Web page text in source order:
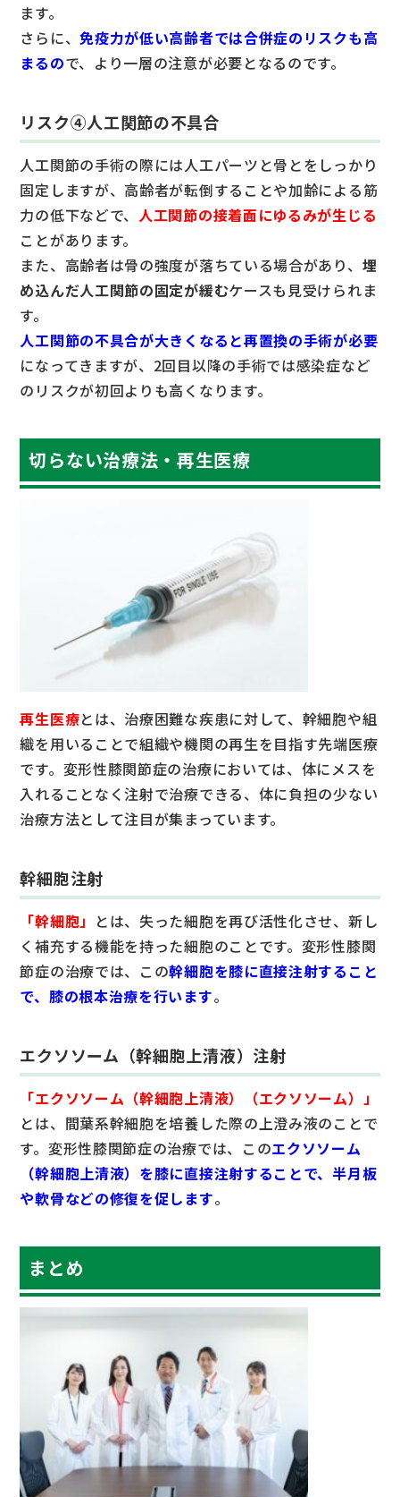
ます。
さらに、免疫力が低い高齢者では合併症のリスクも高
まるので、より一層の注意が必要となるのです。
リスク④人工関節の不具合
人工関節の手術の際には人工パーツと骨とをしっかり
固定しますが、高齢者が転倒することや加齢による筋
力の低下などで、人工関節の接着面にゆるみが生じる
ことがあります。
また、高齢者は骨の強度が落ちている場合があり、 埋
め込んだ人工関節の固定が緩むケースも見受けられま
す。
人工関節の不具合が大きくなると再置換の手術が必要
になってきますが、2回目以降の手術では感染症など
のリスクが初回よりも高くなります。
切らない治療法・再生医療
再生医療とは、治療困難な疾患に対して、幹細胞や組
織を用いることで組織や機関の再生を目指す先端医療
です。変形性膝関節症の治療においては、体にメスを
入れることなく注射で治療できる、体に負担の少ない
治療方法として注目が集まっています。
幹細胞注射
「幹細胞」 とは、失った細胞を再び活性化させ、新し
く補充する機能を持った細胞のことです。変形性膝関
節症の治療では、この幹細胞を膝に直接注射すること
で、膝の根本治療を行います。
エクソソーム（幹細胞上清液）注射
「エクソソーム（幹細胞上清液）（エクソソーム）」
とは、間葉系幹細胞を培養した際の上澄み液のことで
す。変形性膝関節症の治療では、このエクソソーム
（幹細胞上清液）を膝に直接注射することで、半月板
や軟骨などの修復を促します。
まとめ